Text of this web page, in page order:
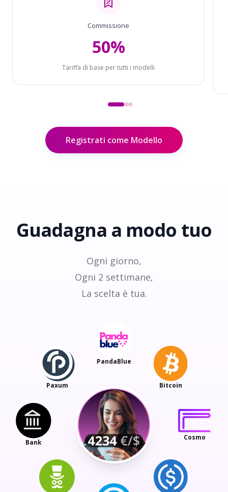
Commissione
50%
Tariffa di base per tutti i modelli
Registrati come Modello
Guadagna a modo tuo
Ogni giorno,
Ogni 2 settimane,
La scelta è tua.
PandaBlue
Bitcoin
Cosmo
Bank
Paxum